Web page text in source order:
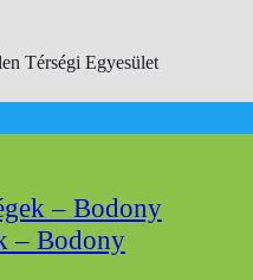
Térségi Egyesület
– Bodony
– Bodony